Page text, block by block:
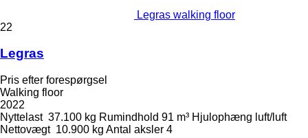
Legras walking floor
22
Legras
Pris efter forespørgsel
Walking floor
2022
Nyttelast 37.100 kg Rumindhold 91 m³ Hjulophæng luft/luft
Nettovægt 10.900 kg Antal aksler 4